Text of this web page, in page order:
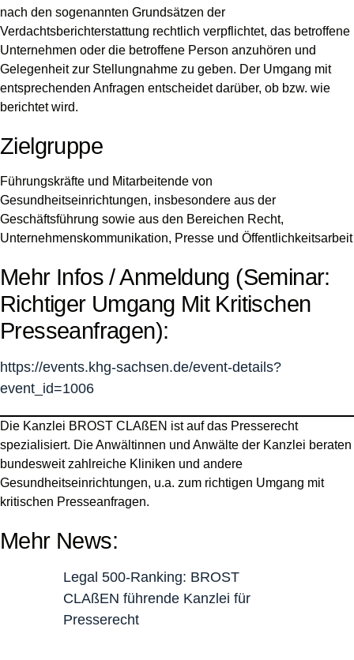
nach den sogenannten Grundsätzen der
Verdachtsberichterstattung rechtlich verpflichtet, das betroffene
Unternehmen oder die betroffene Person anzuhören und
Gelegenheit zur Stellungnahme zu geben. Der Umgang mit
entsprechenden Anfragen entscheidet darüber, ob bzw. wie
berichtet wird.
Zielgruppe
Führungskräfte und Mitarbeitende von
Gesundheitseinrichtungen, insbesondere aus der
Geschäftsführung sowie aus den Bereichen Recht,
Unternehmenskommunikation, Presse und Öffentlichkeitsarbeit
Mehr Infos / Anmeldung (Seminar:
Richtiger Umgang Mit Kritischen
Presseanfragen):
https://events.khg-sachsen.de/event-details?
event_id=1006
Die Kanzlei BROST CLAßEN ist auf das Presserecht
spezialisiert. Die Anwältinnen und Anwälte der Kanzlei beraten
bundesweit zahlreiche Kliniken und andere
Gesundheitseinrichtungen, u.a. zum richtigen Umgang mit
kritischen Presseanfragen.
Mehr News:
Legal 500-Ranking: BROST
CLAßEN führende Kanzlei für
Presserecht